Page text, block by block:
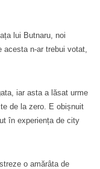
lui Butnaru, noi
n-ar trebui votat,
iar asta a lăsat urme
de la zero. E obișnuit
în experiența de city
o amărâta de